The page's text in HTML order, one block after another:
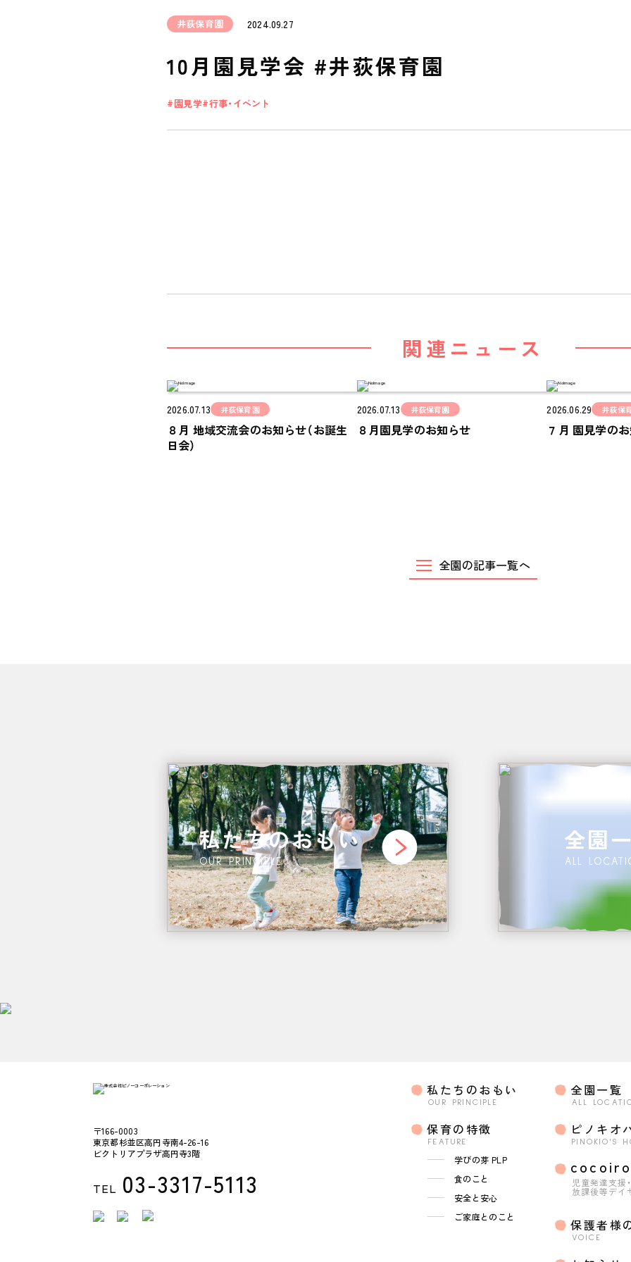
食のこと
ALL LOCATIONS
ピノキオハウス
PINOKIO'S HOUSE
井荻保育園 2024.09.27
10月園見学会 #井荻保育園
園見学 行事・イベント
関連ニュース
2026.07.13 井荻保育園
８月 地域交流会のお知らせ（お誕生
日会）
2026.07.13 井荻保育園
８月園見学のお知らせ
2026.06.29 井荻保
７月 園見学の
全園の記事一覧へ
私たちのおもい
OUR PRINCIPLE
全園
ALL
〒166-0003
東京都杉並区高円寺南4-26-16
ビクトリアプラザ高円寺3階
TEL 03-3317-5113
私たちのおもい
OUR PRINCIPLE
保育の特徴
FEATURE
学びの芽 PLP
食のこと
安全と安心
ご家庭とのこと
全園一覧
ALL
ピノキオ
PINOKIO'S
cocoiro
児童発達支援・
放課後等デイ
保護者様
VOICE